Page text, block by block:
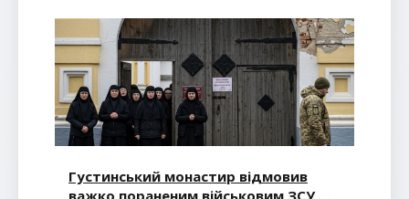
Густинський монастир відмовив
важко пораненим військовим ЗСУ,